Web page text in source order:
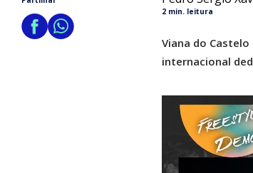
2 min. leitura
Viana do
internacional